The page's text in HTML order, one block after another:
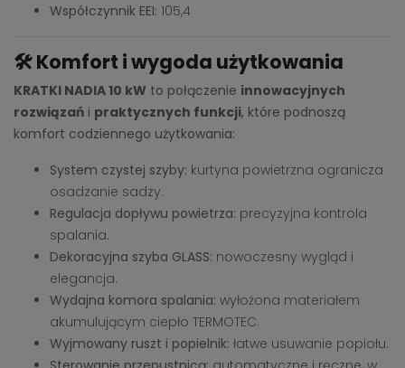
Współczynnik EEI: 105,4
🛠️Komfort i wygoda użytkowania
KRATKI NADIA 10 kW to połączenie innowacyjnych
rozwiązań i praktycznych funkcji, które podnoszą
komfort codziennego użytkowania:
System czystej szyby: kurtyna powietrzna ogranicza
osadzanie sadzy.
Regulacja dopływu powietrza: precyzyjna kontrola
spalania.
Dekoracyjna szyba GLASS: nowoczesny wygląd i
elegancja.
Wydajna komora spalania: wyłożona materiałem
akumulującym ciepło TERMOTEC.
Wyjmowany ruszt i popielnik: łatwe usuwanie popiołu.